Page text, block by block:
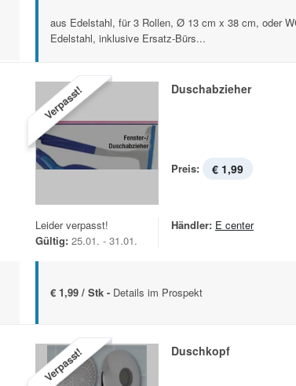
aus Edelstahl, für 3 Rollen, Ø 13 cm x 38 cm, oder
Edelstahl, inklusive Ersatz-Bürs...
Verpasst! Duschabzieher
Preis: € 1,99
Leider verpasst!
Gültig: 25.01. - 31.01.
Händler: E center
€ 1,99 / Stk - Details im Prospekt
Verpasst! Duschkopf